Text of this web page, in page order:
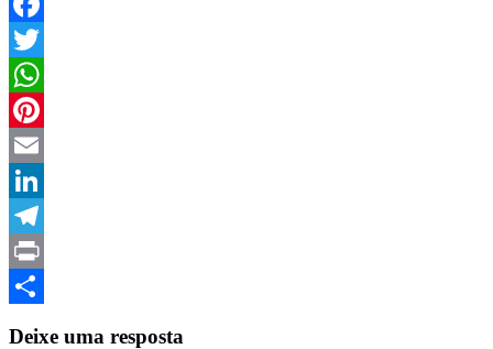
Facebook
Twitter
WhatsApp
Pinterest
Email
LinkedIn
Telegram
Print
Deixe uma resposta